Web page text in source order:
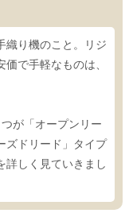
織り機のこと。リジ
で手軽なものは、
が「オープンリー
ズドリード」タイプ
詳しく見ていきまし